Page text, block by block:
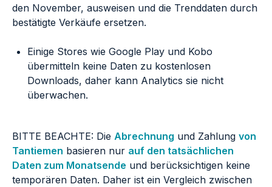
den November, ausweisen und die Trenddaten durch
bestätigte Verkäufe ersetzen.
Einige Stores wie Google Play und Kobo
übermitteln keine Daten zu kostenlosen
Downloads, daher kann Analytics sie nicht
überwachen.
BITTE BEACHTE: Die Abrechnung und Zahlung von
Tantiemen basieren nur auf den tatsächlichen
Daten zum Monatsende und berücksichtigen keine
temporären Daten. Daher ist ein Vergleich zwischen